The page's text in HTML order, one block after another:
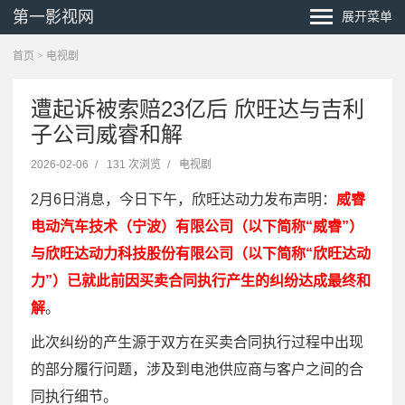
第一影视网 展开菜单
首页 > 电视剧
遭起诉被索赔23亿后 欣旺达与吉利
子公司威睿和解
2026-02-06 / 131 次浏览 / 电视剧
2月6日消息，今日下午，欣旺达动力发布声明： 威睿
电动汽车技术（宁波）有限公司（以下简称“威睿”）
与欣旺达动力科技股份有限公司（以下简称“欣旺达动
力”）已就此前因买卖合同执行产生的纠纷达成最终和
解。
此次纠纷的产生源于双方在买卖合同执行过程中出现
的部分履行问题，涉及到电池供应商与客户之间的合
同执行细节。